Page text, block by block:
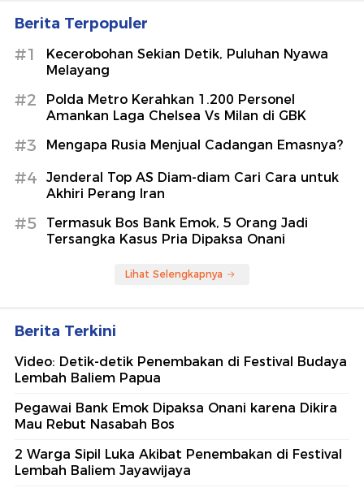
Berita Terpopuler
#1
Kecerobohan Sekian Detik, Puluhan Nyawa
Melayang
#2
Polda Metro Kerahkan 1.200 Personel
Amankan Laga Chelsea Vs Milan di GBK
#3 Mengapa Rusia Menjual Cadangan Emasnya?
#4
Jenderal Top AS Diam-diam Cari Cara untuk
Akhiri Perang Iran
#5
Termasuk Bos Bank Emok, 5 Orang Jadi
Tersangka Kasus Pria Dipaksa Onani
Lihat Selengkapnya
Berita Terkini
Video: Detik-detik Penembakan di Festival Budaya
Lembah Baliem Papua
Pegawai Bank Emok Dipaksa Onani karena Dikira
Mau Rebut Nasabah Bos
2 Warga Sipil Luka Akibat Penembakan di Festival
Lembah Baliem Jayawijaya